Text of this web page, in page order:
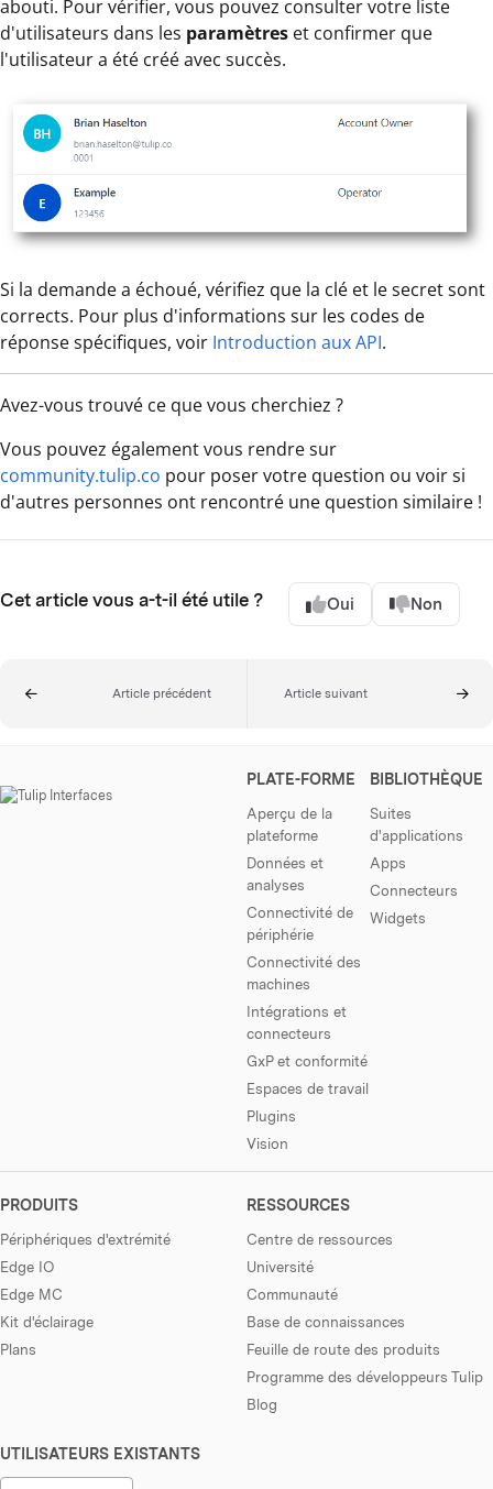
abouti. Pour vérifier, vous pouvez consulter votre liste
d'utilisateurs dans les paramètres et confirmer que
l'utilisateur a été créé avec succès.
Si la demande a échoué, vérifiez que la clé et le secret sont
corrects. Pour plus d'informations sur les codes de
réponse spécifiques, voir Introduction aux API.
Avez-vous trouvé ce que vous cherchiez ?
Vous pouvez également vous rendre sur
community.tulip.co pour poser votre question ou voir si
d'autres personnes ont rencontré une question similaire !
Cet article vous a-t-il été utile ? Oui Non
Article précédent Article suivant
PLATE-FORME
Aperçu de la
plateforme
Données et
analyses
Connectivité de
périphérie
Connectivité des
machines
Intégrations et
connecteurs
GxP et conformité
Espaces de travail
Plugins
Vision
BIBLIOTHÈQUE
Suites
d'applications
Apps
Connecteurs
Widgets
PRODUITS
Périphériques d'extrémité
Edge IO
Edge MC
Kit d'éclairage
Plans
RESSOURCES
Centre de ressources
Université
Communauté
Base de connaissances
Feuille de route des produits
Programme des développeurs Tulip
Blog
UTILISATEURS EXISTANTS